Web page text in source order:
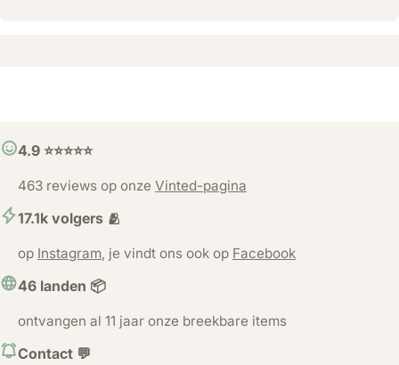
4.9 ⭐️⭐️⭐️⭐️⭐️
463 reviews op onze Vinted-pagina
17.1k volgers 🫂
op Instagram, je vindt ons ook op Facebook
46 landen 📦
ontvangen al 11 jaar onze breekbare items
Contact 💬